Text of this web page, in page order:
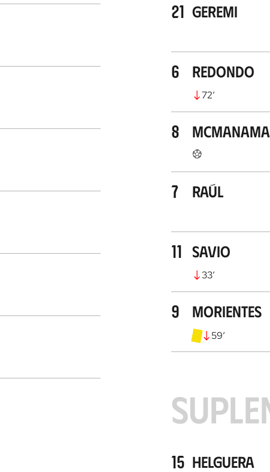
21 Geremi
6 Redondo
72’
8
7 Raúl
11 Savio
33’
9 Morientes
59’
15 Helguera